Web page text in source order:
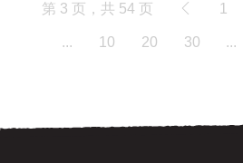
第 3 页，共 54 页 1
... 10 20 30 ...